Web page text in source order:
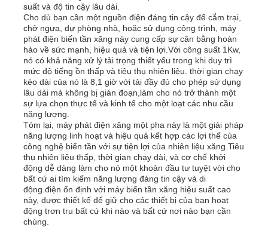
bộ máy phát điện diesel
bộ máy phát điện xăng
Bộ máy phát điện biến tần
Bộ phát điện di động
Bộ máy phát điện công nghiệp
Bộ máy phát điện kỹ thuật số
suất và độ tin cậy lâu dài.
Cho dù bạn cần một nguồn điện đáng tin cậy để cắm trại,
chở ngựa, dự phòng nhà, hoặc sử dụng công trình, máy
phát điện biến tần xăng này cung cấp sự cân bằng hoàn
hảo về sức mạnh, hiệu quả và tiện lợi.Với công suất 1Kw,
nó có khả năng xử lý tải trọng thiết yếu trong khi duy trì
mức độ tiếng ồn thấp và tiêu thụ nhiên liệu. thời gian chạy
kéo dài của nó là 8,1 giờ với tải đầy đủ cho phép sử dụng
lâu dài mà không bị gián đoạn,làm cho nó trở thành một
sự lựa chọn thực tế và kinh tế cho một loạt các nhu cầu
năng lượng.
Tóm lại, máy phát điện xăng một pha này là một giải pháp
năng lượng linh hoạt và hiệu quả kết hợp các lợi thế của
công nghệ biến tần với sự tiện lợi của nhiên liệu xăng.Tiêu
thụ nhiên liệu thấp, thời gian chạy dài, và cơ chế khởi
động dễ dàng làm cho nó một khoản đầu tư tuyệt vời cho
bất cứ ai tìm kiếm năng lượng đáng tin cậy và di
động.điện ổn định với máy biến tần xăng hiệu suất cao
này, được thiết kế để giữ cho các thiết bị của bạn hoạt
động trơn tru bất cứ khi nào và bất cứ nơi nào bạn cần
chúng.